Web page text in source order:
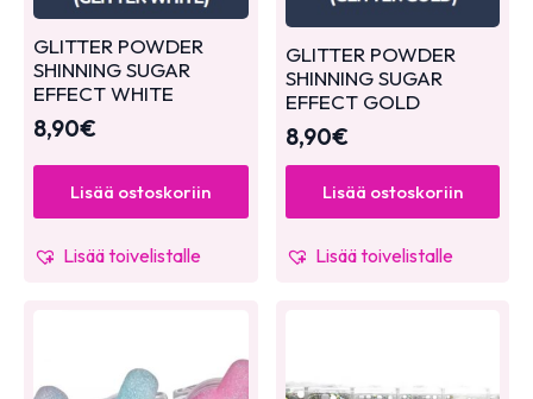
GLITTER POWDER
SHINNING SUGAR
EFFECT WHITE
8,90€
Lisää ostoskoriin
Lisää toivelistalle
GLITTER POWDER
SHINNING SUGAR
EFFECT GOLD
8,90€
Lisää ostoskoriin
Lisää toivelistalle